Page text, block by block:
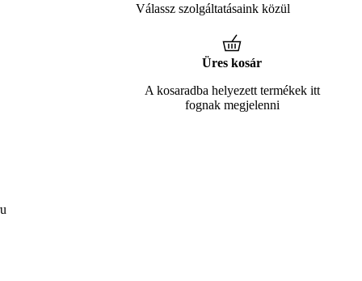
Válassz szolgáltatásaink közül
Üres kosár
A kosaradba helyezett termékek itt
fognak megjelenni